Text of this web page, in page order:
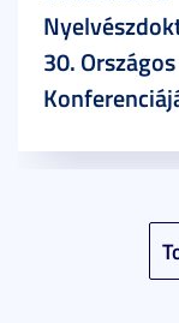
30. Országos